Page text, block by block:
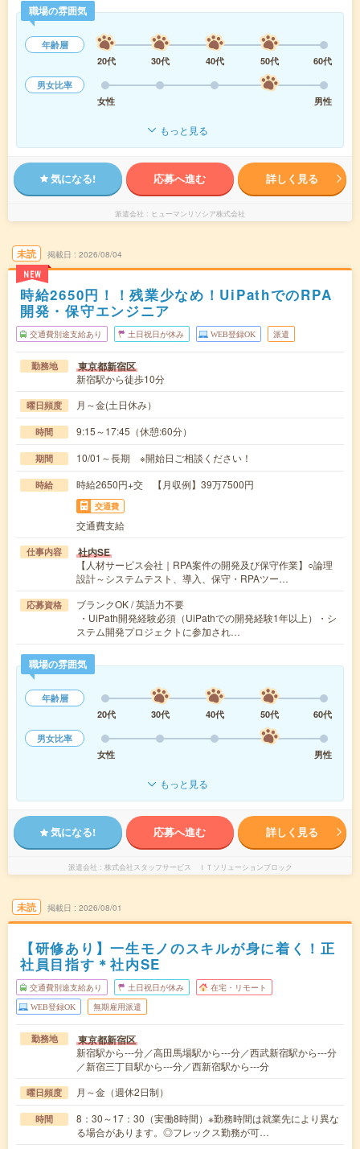
職場の雰囲気
年齢層
20代
30代 40代 50代
60代
男女比率
女性
男性
もっと見る
気になる! 応募へ進む 詳しく見る
派遣会社 ヒューマンリソシア株式会社
未読
NEW
掲載日 2026/08/04
時給2650円！！残業少なめ！UiPathでのRPA
開発・保守エンジニア
交通費別途支給あり 土日祝日が休み WEB登録OK 派遣
勤務地 東京都新宿区
新宿駅から徒歩10分
曜日頻度 月～金(土日休み）
時間 9:15～17:45（休憩:60分）
期間 10/01～長期 ※開始日ご相談ください！
時給 時給2650円+交 【月収例】39万7500円
交通費
交通費支給
仕事内容 社内SE
【人材サービス会社｜RPA案件の開発及び保守作業】○論理
設計～システムテスト、導入、保守・RPAツー…
応募資格
ブランクOK / 英語力不要
・UiPath開発経験必須（UiPathでの開発経験1年以上）・シ
ステム開発プロジェクトに参加され…
職場の雰囲気
年齢層
20代
30代 40代 50代
60代
男女比率
女性
男性
もっと見る
気になる! 応募へ進む 詳しく見る
派遣会社 株式会社スタッフサービス ＩＴソリューションブロック
未読 掲載日 2026/08/01
【研修あり】一生モノのスキルが身に着く！正
社員目指す＊社内SE
交通費別途支給あり 土日祝日が休み 在宅・リモート
WEB登録OK 無期雇用派遣
勤務地 東京都新宿区
新宿駅から---分／高田馬場駅から---分／西武新宿駅から---分
／新宿三丁目駅から---分／西新宿駅から---分
曜日頻度 月～金（週休2日制）
時間
8：30～17：30（実働8時間）※勤務時間は就業先により異な
る場合があります。◎フレックス勤務が可…